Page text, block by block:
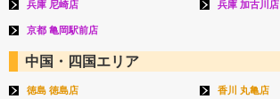
兵庫 尼崎店 兵庫 加古川店
京都 亀岡駅前店
中国・四国エリア
徳島 徳島店 香川 丸亀店